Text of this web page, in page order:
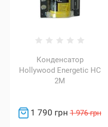
Конденсатор
Hollywood Energetic HC
2M
1 790 грн 1 976 грн